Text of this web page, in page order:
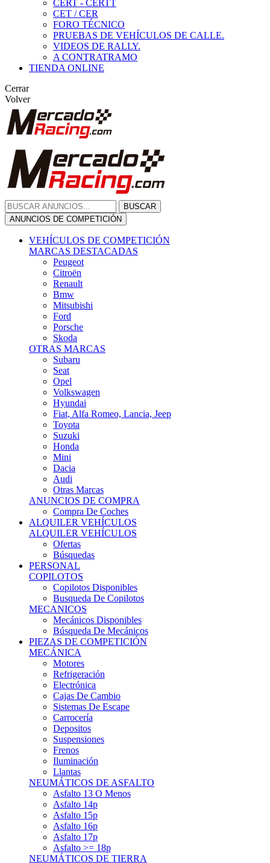
CERT - CERTT
CET / CER
FORO TÉCNICO
PRUEBAS DE VEHÍCULOS DE CALLE.
VIDEOS DE RALLY.
A CONTRATRAMO
TIENDA ONLINE
Cerrar
Volver
BUSCAR
ANUNCIOS DE COMPETICIÓN
VEHÍCULOS DE COMPETICIÓN
MARCAS DESTACADAS
Peugeot
Citroën
Renault
Bmw
Mitsubishi
Ford
Porsche
Skoda
OTRAS MARCAS
Subaru
Seat
Opel
Volkswagen
Hyundai
Fiat, Alfa Romeo, Lancia, Jeep
Toyota
Suzuki
Honda
Mini
Dacia
Audi
Otras Marcas
ANUNCIOS DE COMPRA
Compra De Coches
ALQUILER VEHÍCULOS
ALQUILER VEHÍCULOS
Ofertas
Búsquedas
PERSONAL
COPILOTOS
Copilotos Disponibles
Busqueda De Copilotos
MECANICOS
Mecánicos Disponibles
Búsqueda De Mecánicos
PIEZAS DE COMPETICIÓN
MECÁNICA
Motores
Refrigeración
Electrónica
Cajas De Cambio
Sistemas De Escape
Carrocería
Depositos
Suspensiones
Frenos
Iluminación
Llantas
NEUMÁTICOS DE ASFALTO
Asfalto 13 O Menos
Asfalto 14p
Asfalto 15p
Asfalto 16p
Asfalto 17p
Asfalto >= 18p
NEUMÁTICOS DE TIERRA